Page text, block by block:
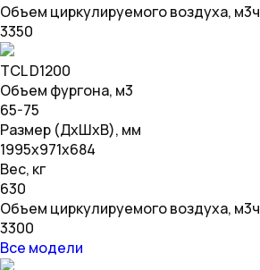
Объем циркулируемого воздуха, м3ч
3350
TCL D1200
Объем фургона, м3
65-75
Размер (ДхШхВ), мм
1995х971х684
Вес, кг
630
Объем циркулируемого воздуха, м3ч
3300
Все модели